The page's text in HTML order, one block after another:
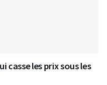
casse les prix sous les